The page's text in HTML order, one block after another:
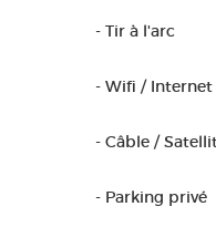
- Tir à l'arc
- Wifi / Internet
- Câble /
- Parking privé